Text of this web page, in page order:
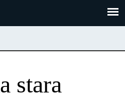
stara